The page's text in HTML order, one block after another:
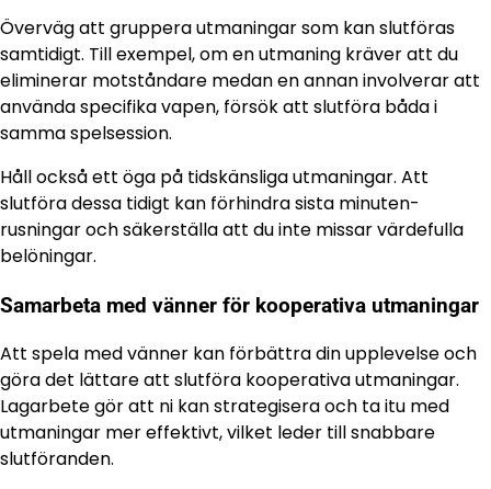
Överväg att gruppera utmaningar som kan slutföras
samtidigt. Till exempel, om en utmaning kräver att du
eliminerar motståndare medan en annan involverar att
använda specifika vapen, försök att slutföra båda i
samma spelsession.
Håll också ett öga på tidskänsliga utmaningar. Att
slutföra dessa tidigt kan förhindra sista minuten-
rusningar och säkerställa att du inte missar värdefulla
belöningar.
Samarbeta med vänner för kooperativa utmaningar
Att spela med vänner kan förbättra din upplevelse och
göra det lättare att slutföra kooperativa utmaningar.
Lagarbete gör att ni kan strategisera och ta itu med
utmaningar mer effektivt, vilket leder till snabbare
slutföranden.